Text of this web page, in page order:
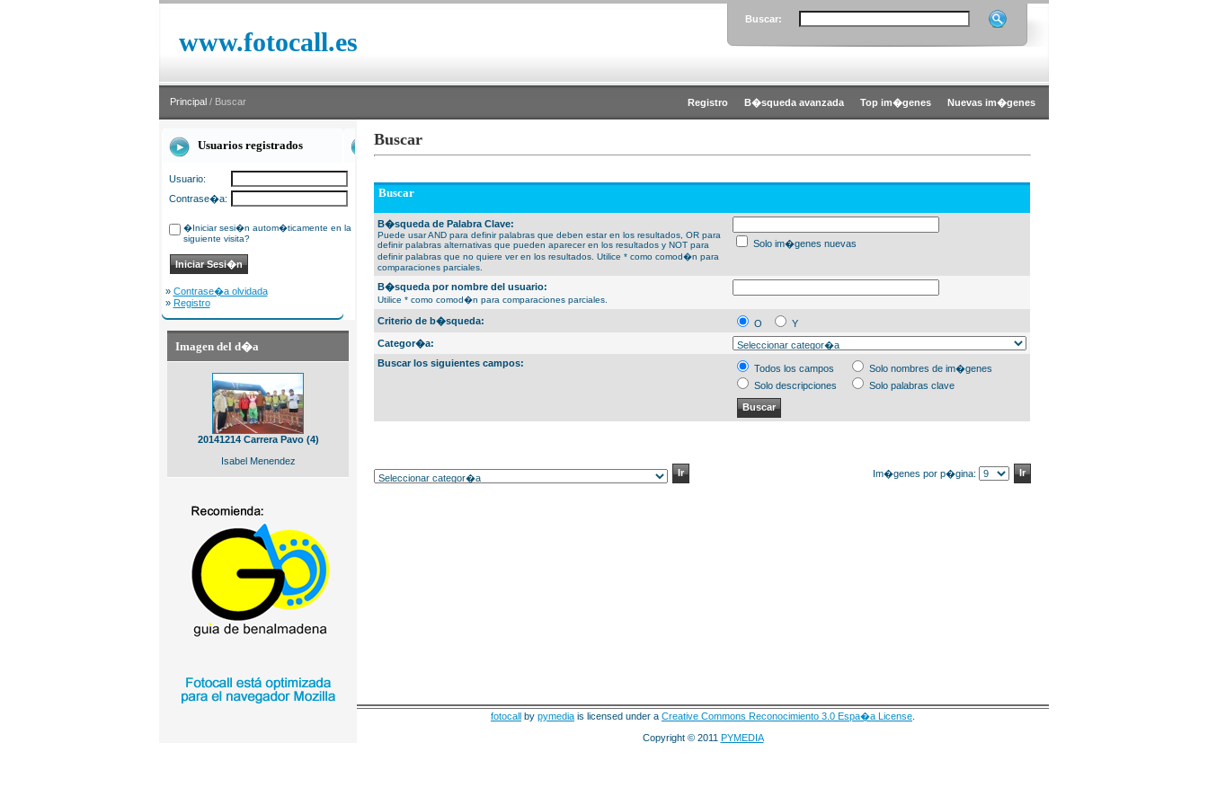
www.fotocall.es
Buscar:
Principal / Buscar Registro B�squeda avanzada Top im�genes Nuevas im�genes
Usuarios registrados
Usuario:
Contrase�a:
�Iniciar sesi�n autom�ticamente en la
siguiente visita?
» Contrase�a olvidada
» Registro
Imagen del d�a
20141214 Carrera Pavo (4)
Isabel Menendez
Buscar
Buscar
B�squeda de Palabra Clave:
Puede usar AND para definir palabras que deben estar en los resultados, OR para
definir palabras alternativas que pueden aparecer en los resultados y NOT para
definir palabras que no quiere ver en los resultados. Utilice * como comod�n para
comparaciones parciales.
Solo im�genes nuevas
B�squeda por nombre del usuario:
Utilice * como comod�n para comparaciones parciales.
Criterio de b�squeda: O
Y
Categor�a:
Buscar los siguientes campos:
Todos los campos
Solo nombres de im�genes
Solo descripciones
Solo palabras clave
Im�genes por p�gina:
fotocall by pymedia is licensed under a Creative Commons Reconocimiento 3.0 Espa�a License
Copyright © 2011 PYMEDIA